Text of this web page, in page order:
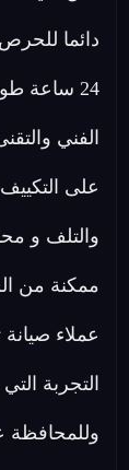
دائما
24 ساعة
الفني
على
والتلف و
ممكنة من
عملاء
التجربة
وللمحافظة